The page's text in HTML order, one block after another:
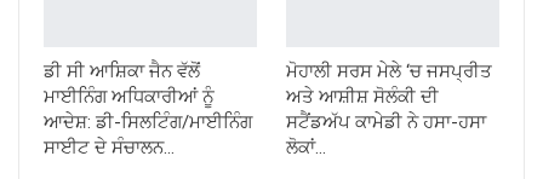
ਡੀ ਸੀ ਆਸ਼ਿਕਾ ਜੈਨ ਵੱਲੋਂ
ਮਾਈਨਿੰਗ ਅਧਿਕਾਰੀਆਂ ਨੂੰ
ਆਦੇਸ਼: ਡੀ-ਸਿਲਟਿੰਗ/ਮਾਈਨਿੰਗ
ਸਾਈਟ ਦੇ ਸੰਚਾਲਨ…
ਮੋਹਾਲੀ ਸਰਸ ਮੇਲੇ ‘ਚ ਜਸਪ੍ਰੀਤ
ਅਤੇ ਆਸ਼ੀਸ਼ ਸੋਲੰਕੀ ਦੀ
ਸਟੈਂਡਅੱਪ ਕਾਮੇਡੀ ਨੇ ਹਸਾ-ਹਸਾ
ਲੋਕਾਂ…